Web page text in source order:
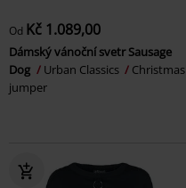
Od Kč 1.089,00
Dámský vánoční svetr Sausage
Dog
Urban Classics
Christmas
jumper